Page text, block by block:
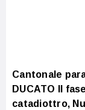
Cantonale
DUCATO II
catadiottro,